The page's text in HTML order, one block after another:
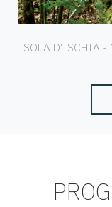
ISOLA D'ISCHIA -